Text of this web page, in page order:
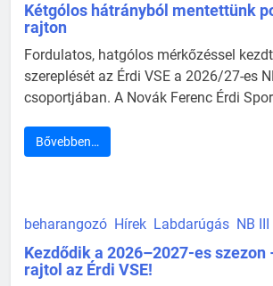
Kétgólos hátrányból mentettünk
rajton
Fordulatos, hatgólos mérkőzéssel
szereplését az Érdi VSE a 2026/27-es
csoportjában. A Novák Ferenc Érdi
Bővebben…
beharangozó Hírek Labdarúgás NB III
Kezdődik a 2026–2027-es szezon
rajtol az Érdi VSE!